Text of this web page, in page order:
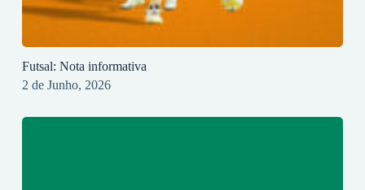
Futsal: Nota informativa
2 de Junho, 2026